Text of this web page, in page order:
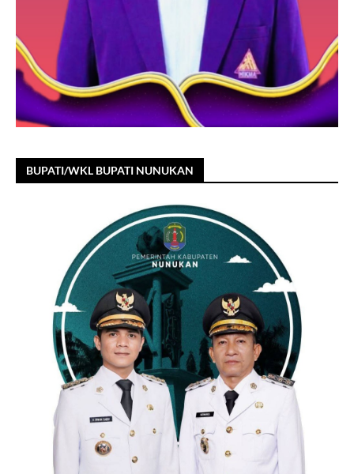
BUPATI/WKL BUPATI NUNUKAN